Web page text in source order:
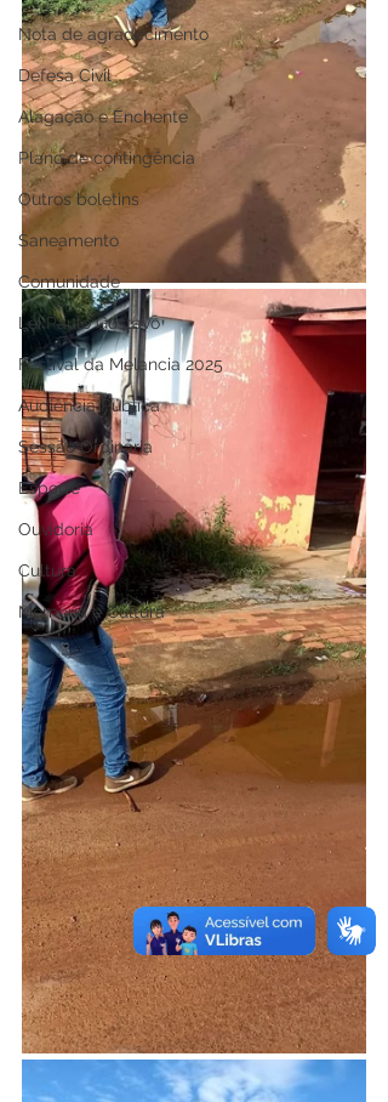
Nota de agradecimento
Defesa Civil
Alagação e Enchente
Plano de contingência
Outros boletins
Saneamento
Comunidade
Lei Paulo Gustavo
Festival da Melancia 2025
Audiência Pública
Sessão Ordinária
Esporte
Ouvidoria
Cultura
Memória e Cultura